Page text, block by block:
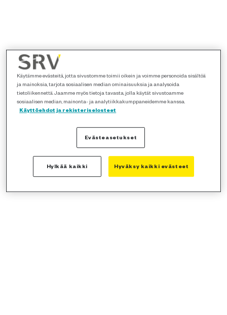
Käytämme evästeitä, jotta sivustomme toimii oikein ja voimme personoida sisältöä
ja mainoksia, tarjota sosiaalisen median ominaisuuksia ja analysoida
tietoliikennettä. Jaamme myös tietoja tavasta, jolla käytät sivustoamme
sosiaalisen median, mainonta- ja analytiikkakumppaneidemme kanssa.
Käyttöehdot ja rekisteriselosteet
Evästeasetukset
Hylkää kaikki Hyväksy kaikki evästeet